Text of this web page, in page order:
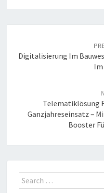
Digitalisierung Im
Im
Telematiklösung
Ganzjahreseinsatz –
Booster
Search
for: